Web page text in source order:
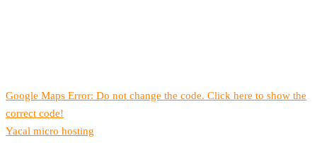
Google Maps Error: Do not change the code. Click here to show the
correct code!
Yacal micro hosting